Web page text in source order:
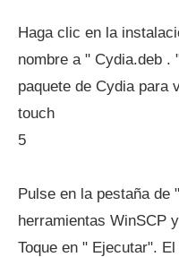
Haga clic en la
nombre a " Cydia.deb
paquete de Cydia para
touch
5
Pulse en la pestaña de
herramientas WinSCP
Toque en " Ejecutar".